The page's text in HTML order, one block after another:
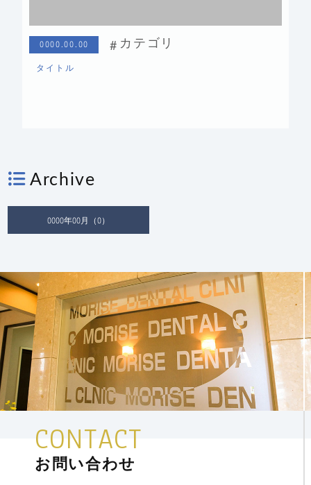
0000.00.00 カテゴリ
タイトル
Archive
0000年00月（0）
CONTACT
お問い合わせ